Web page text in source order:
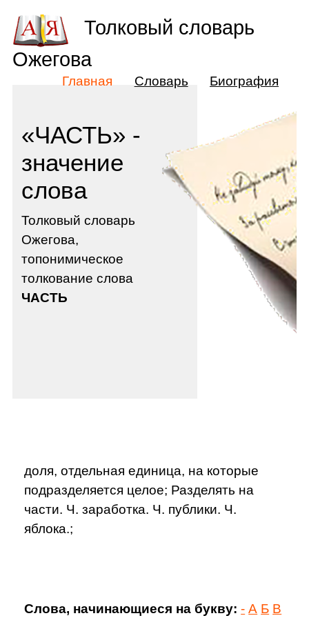
«ЧАСТЬ» -
значение
слова
Толковый словарь
Ожегова,
топонимическое
толкование слова
ЧАСТЬ
доля, отдельная единица, на которые
подразделяется целое; Разделять на
части. Ч. заработка. Ч. публики. Ч.
яблока.;
Слова, начинающиеся на букву: - А Б В
Толковый словарь
Ожегова
Главная Словарь Биография